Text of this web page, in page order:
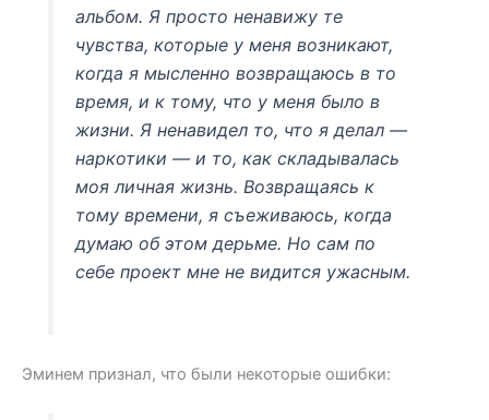
альбом. Я просто ненавижу те
чувства, которые у меня возникают,
когда я мысленно возвращаюсь в то
время, и к тому, что у меня было в
жизни. Я ненавидел то, что я делал —
наркотики — и то, как складывалась
моя личная жизнь. Возвращаясь к
тому времени, я съеживаюсь, когда
думаю об этом дерьме. Но сам по
себе проект мне не видится ужасным.
Эминем признал, что были некоторые ошибки: